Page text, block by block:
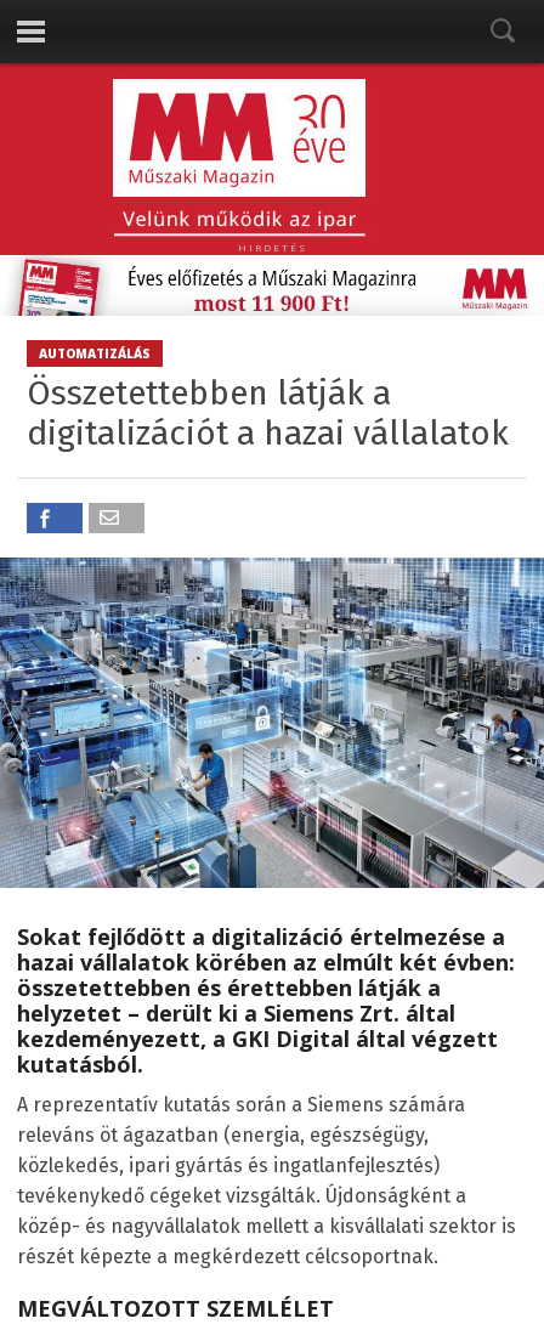
HIRDETÉS
AUTOMATIZÁLÁS
Összetettebben látják a
digitalizációt a hazai vállalatok
Sokat fejlődött a digitalizáció értelmezése a
hazai vállalatok körében az elmúlt két évben:
összetettebben és érettebben látják a
helyzetet – derült ki a Siemens Zrt. által
kezdeményezett, a GKI Digital által végzett
kutatásból.
A reprezentatív kutatás során a Siemens számára
releváns öt ágazatban (energia, egészségügy,
közlekedés, ipari gyártás és ingatlanfejlesztés)
tevékenykedő cégeket vizsgálták. Újdonságként a
közép- és nagyvállalatok mellett a kisvállalati szektor is
részét képezte a megkérdezett célcsoportnak.
MEGVÁLTOZOTT SZEMLÉLET